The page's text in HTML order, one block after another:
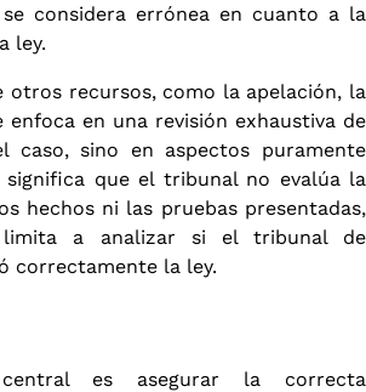
considera errónea en cuanto a la
ley.
otros recursos, como la apelación, la
enfoca en una revisión exhaustiva de
caso, sino en aspectos puramente
significa que el tribunal no evalúa la
hechos ni las pruebas presentadas,
a analizar si el tribunal de
correctamente la ley.
es asegurar la correcta